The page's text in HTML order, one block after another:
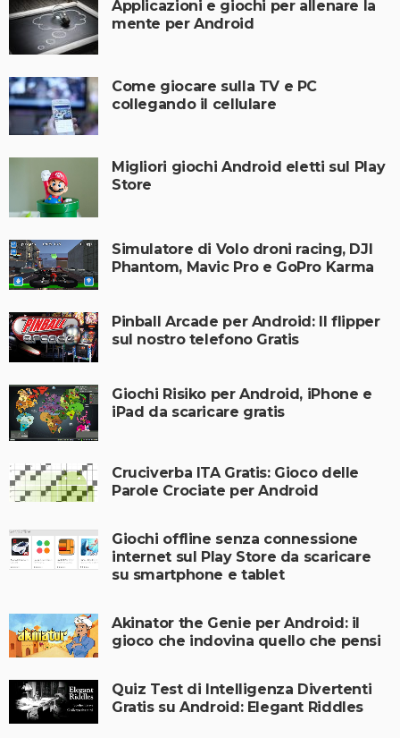
Applicazioni e giochi per allenare la
mente per Android
Come giocare sulla TV e PC
collegando il cellulare
Migliori giochi Android eletti sul Play
Store
Simulatore di Volo droni racing, DJI
Phantom, Mavic Pro e GoPro Karma
Pinball Arcade per Android: Il flipper
sul nostro telefono Gratis
Giochi Risiko per Android, iPhone e
iPad da scaricare gratis
Cruciverba ITA Gratis: Gioco delle
Parole Crociate per Android
Giochi offline senza connessione
internet sul Play Store da scaricare
su smartphone e tablet
Akinator the Genie per Android: il
gioco che indovina quello che pensi
Quiz Test di Intelligenza Divertenti
Gratis su Android: Elegant Riddles